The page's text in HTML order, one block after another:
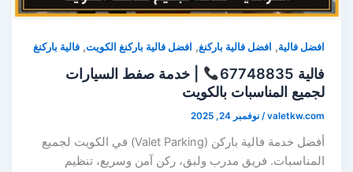
افضل فالية,افضل فالية باركنغ,افضل فالية باركنغ الكويت,فالية باركنغ
فالية 67748835
| خدمة صفط السيارات
لجميع المناسبات بالكويت
valetkw.com
/نوفمبر 24, 2025
أفضل خدمة فالية باركن (Valet Parking) في الكويت لجميع
المناسبات. فريق مدرب ولبق، ركن آمن وسريع، تنظيم